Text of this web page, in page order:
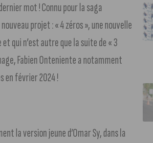
mot ! Connu pour la saga
projet : « 4 zéros », une nouvelle
qui n’est autre que la suite de « 3
Fabien Onteniente a notamment
en février 2024 !
la version jeune d’Omar Sy, dans la